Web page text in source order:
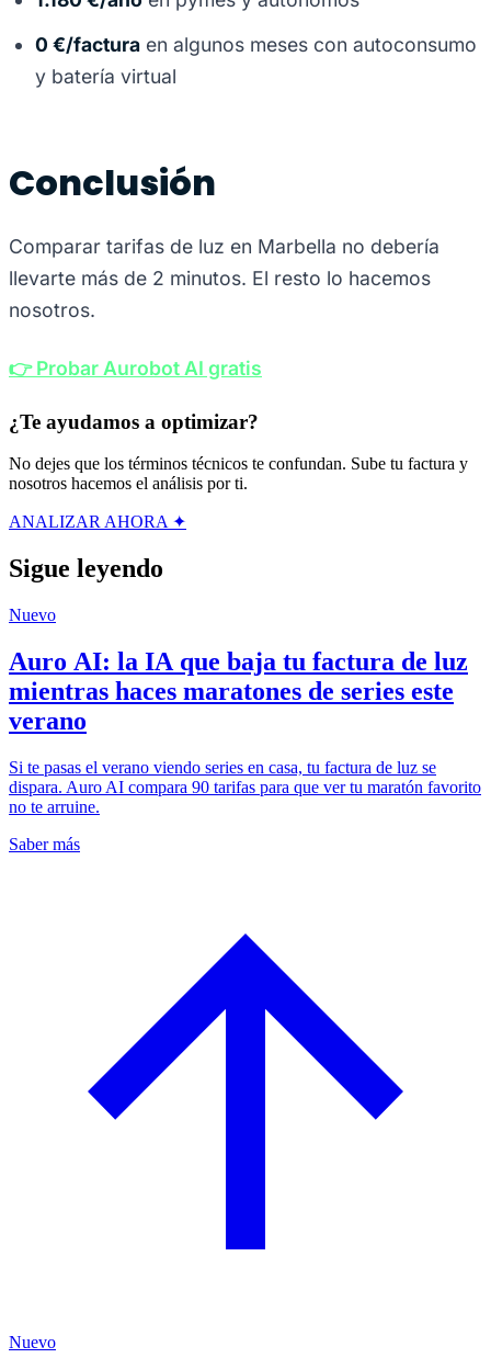
0 €/factura en algunos meses con autoconsumo
y batería virtual
Conclusión
Comparar tarifas de luz en Marbella no debería
llevarte más de 2 minutos. El resto lo hacemos
nosotros.
👉 Probar Aurobot AI gratis
¿Te ayudamos a optimizar?
No dejes que los términos técnicos te confundan. Sube tu factura y
nosotros hacemos el análisis por ti.
ANALIZAR AHORA ✦
Sigue leyendo
Nuevo
Auro AI: la IA que baja tu factura de luz
mientras haces maratones de series este
verano
Si te pasas el verano viendo series en casa, tu factura de luz se
dispara. Auro AI compara 90 tarifas para que ver tu maratón favorito
no te arruine.
Saber más
Nuevo